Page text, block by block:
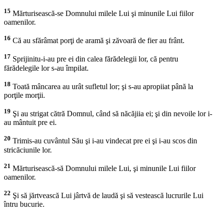
15 Mărturisească-se Domnului milele Lui şi minunile Lui fiilor
oamenilor.
16 Că au sfărâmat porţi de aramă şi zăvoară de fier au frânt.
17 Sprijinitu-i-au pre ei din calea fărădelegii lor, că pentru
fărădelegile lor s-au împilat.
18 Toată mâncarea au urât sufletul lor; şi s-au apropiiat până la
porţile morţii.
19 Şi au strigat cătră Domnul, când să năcăjiia ei; şi din nevoile lor i-
au mântuit pre ei.
20 Trimis-au cuvântul Său şi i-au vindecat pre ei şi i-au scos din
stricăciunile lor.
21 Mărturisească-să Domnului milele Lui, şi minunile Lui fiilor
oamenilor.
22 Şi să jărtvească Lui jârtvă de laudă şi să vestească lucrurile Lui
întru bucurie.